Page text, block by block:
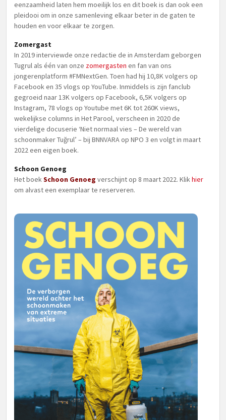
eenzaamheid laten hem moeilijk los en dit boek is dan ook een
pleidooi om in onze samenleving elkaar beter in de gaten te
houden en voor elkaar te zorgen.
Zomergast
In 2019 interviewde onze redactie de in Amsterdam geborgen
Tugrul als één van onze zomergasten en fan van ons
jongerenplatform #FMNextGen. Toen had hij 10,8K volgers op
Facebook en 35 vlogs op YouTube. Inmiddels is zijn fanclub
gegroeid naar 13K volgers op Facebook, 6,5K volgers op
Instagram, 78 vlogs op Youtube met 6K tot 260K views,
wekelijkse columns in Het Parool, verscheen in 2020 de
vierdelige docuserie ‘Niet normaal vies – De wereld van
schoonmaker Tuğrul’ – bij BNNVARA op NPO 3 en volgt in maart
2022 een eigen boek.
Schoon Genoeg
Het boekSchoon Genoeg verschijnt op 8 maart 2022. Klikhier
om alvast een exemplaar te reserveren.